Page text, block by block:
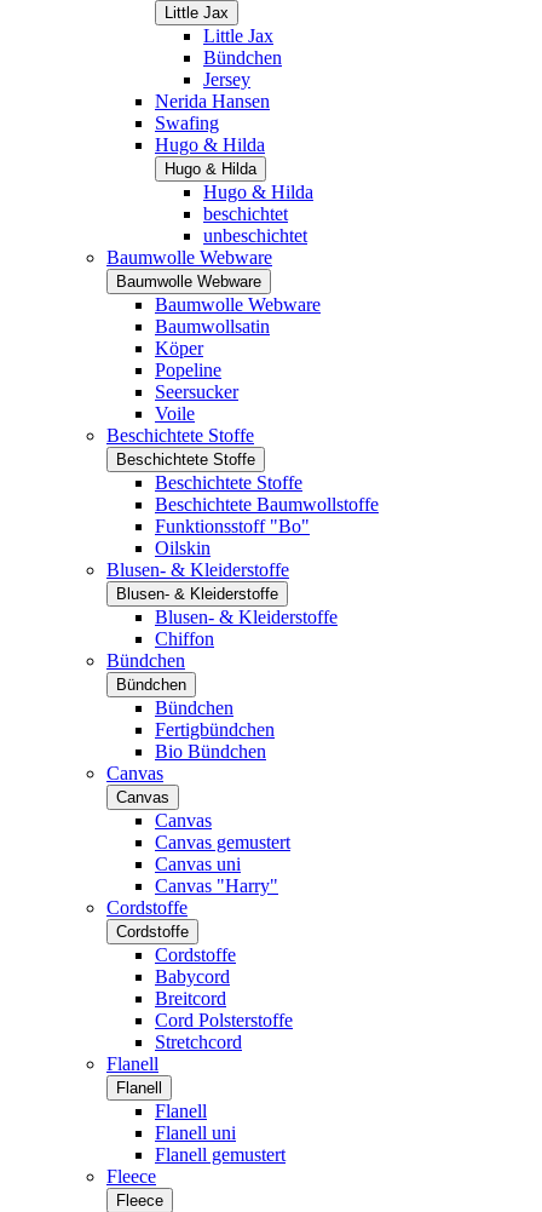
Little Jax
Little Jax
Bündchen
Jersey
Nerida Hansen
Swafing
Hugo & Hilda
Hugo & Hilda
Hugo & Hilda
beschichtet
unbeschichtet
Baumwolle Webware
Baumwolle Webware
Baumwolle Webware
Baumwollsatin
Köper
Popeline
Seersucker
Voile
Beschichtete Stoffe
Beschichtete Stoffe
Beschichtete Stoffe
Beschichtete Baumwollstoffe
Funktionsstoff "Bo"
Oilskin
Blusen- & Kleiderstoffe
Blusen- & Kleiderstoffe
Blusen- & Kleiderstoffe
Chiffon
Bündchen
Bündchen
Bündchen
Fertigbündchen
Bio Bündchen
Canvas
Canvas
Canvas
Canvas gemustert
Canvas uni
Canvas "Harry"
Cordstoffe
Cordstoffe
Cordstoffe
Babycord
Breitcord
Cord Polsterstoffe
Stretchcord
Flanell
Flanell
Flanell
Flanell uni
Flanell gemustert
Fleece
Fleece